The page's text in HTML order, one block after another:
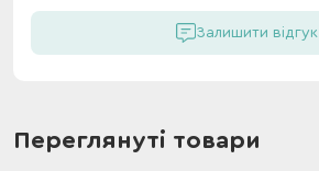
Залишити відгук
Переглянуті товари